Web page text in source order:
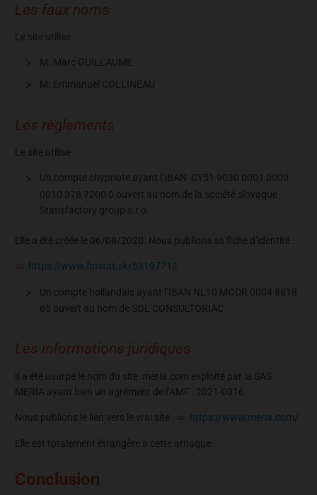
Les faux noms
Le site utilise :
M. Marc GUILLAUME
M. Emmanuel COLLINEAU
Les règlements
Le site utilise :
Un compte chypriote ayant l’IBAN CY51 9030 0001 0000
0010 378 7200 0 ouvert au nom de la société slovaque
Statisfactory group s.r.o
Elle a été créée le 06/08/2020. Nous publions sa fiche d’identité :
https://www.finstat.sk/53197712
Un compte hollandais ayant l’IBAN NL10 MODR 0004 8818
85 ouvert au nom de SOL CONSULTORIAC
Les informations juridiques
Il a été usurpé le nom du site meria.com exploité par la SAS
MERIA ayant bien un agrément de l’AMF 2021-0016.
Nous publions le lien vers le vrai site https://www.meria.com/
Elle est totalement étrangère à cette arnaque.
Conclusion